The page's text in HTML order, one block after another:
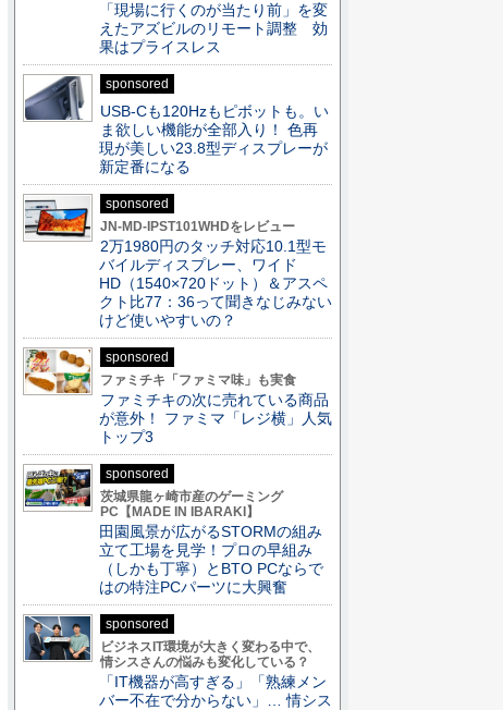
「現場に行くのが当たり前」を変
えたアズビルのリモート調整 効
果はプライスレス
sponsored
USB-Cも120Hzもピボットも。い
ま欲しい機能が全部入り！ 色再
現が美しい23.8型ディスプレーが
新定番になる
sponsored
JN-MD-IPST101WHDをレビュー
2万1980円のタッチ対応10.1型モ
バイルディスプレー、ワイド
HD（1540×720ドット）＆アスペ
クト比77：36って聞きなじみない
けど使いやすいの？
sponsored
ファミチキ「ファミマ味」も実食
ファミチキの次に売れている商品
が意外！ ファミマ「レジ横」人気
トップ3
sponsored
茨城県龍ヶ崎市産のゲーミング
PC【MADE IN IBARAKI】
田園風景が広がるSTORMの組み
立て工場を見学！プロの早組み
（しかも丁寧）とBTO PCならで
はの特注PCパーツに大興奮
sponsored
ビジネスIT環境が大きく変わる中で、
情シスさんの悩みも変化している？
「IT機器が高すぎる」「熟練メン
バー不在で分からない」… 情シス